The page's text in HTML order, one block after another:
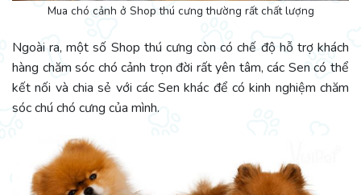
Mua chó cảnh ở Shop thú cưng thường rất chất lượng
Ngoài ra, một số Shop thú cưng còn có chế độ hỗ trợ khách
hàng chăm sóc chó cảnh trọn đời rất yên tâm, các Sen có thể
kết nối và chia sẻ với các Sen khác để có kinh nghiệm chăm
sóc chú chó cưng của mình.